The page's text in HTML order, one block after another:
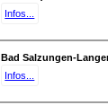
Infos...
Bad Salzungen-
Infos...